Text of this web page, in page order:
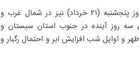
رئیس مرکز ملی پیش‌بینی و مدیریت بحران مخاطرات وضع هوا بیان کرد: روز پنجشنبه (۲۱ خرداد) نیز در شمال غرب و
سه روز آینده در جنوب استان سیستان و
و اوایل شب افزایش ابر و احتمال رگبار و